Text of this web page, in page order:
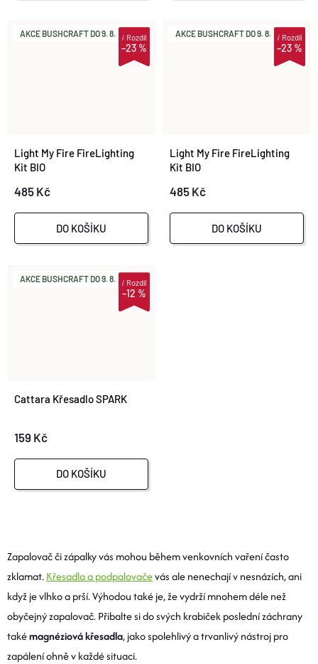
AKCE BUSHCRAFT DO 9. 8.
–23 %
iRozdíl
Light My Fire FireLighting
Kit BIO
485 Kč
DO KOŠÍKU
AKCE BUSHCRAFT DO 9. 8.
–23 %
iRozdíl
Light My Fire FireLighting
Kit BIO
485 Kč
DO KOŠÍKU
AKCE BUSHCRAFT DO 9. 8.
–12 %
iRozdíl
Cattara Křesadlo SPARK
159 Kč
DO KOŠÍKU
V
L
Á
D
Zapalovač či zápalky vás mohou během venkovních vaření často
zklamat.Křesadla a podpalovačevás ale nenechají v nesnázích, ani
když je vlhko a prší. Výhodou také je, že vydrží mnohem déle než
obyčejný zapalovač. Přibalte si do svých krabiček poslední záchrany
takémagnéziová křesadla, jako spolehlivý a trvanlivý nástroj pro
zapálení ohně v každé situaci.